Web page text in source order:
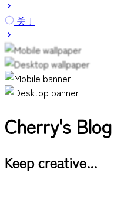
关于
Cherry's Blog
Keep creative...